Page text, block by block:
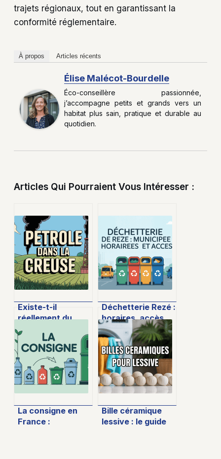
trajets régionaux, tout en garantissant la
conformité réglementaire.
À propos Articles récents
Élise Malécot-Bourdelle
Éco-conseillère passionnée,
j’accompagne petits et grands vers un
habitat plus sain, pratique et durable au
quotidien.
Articles Qui Pourraient Vous Intéresser :
Existe-t-il
réellement du
pétrole dans la
Creuse
aujourd’hui
Déchetterie Rezé :
horaires, accès,
fonctionnement
et conseils
pratiques
La consigne en
France :
Bille céramique
lessive : le guide